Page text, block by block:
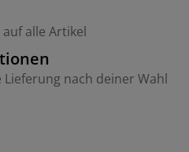
alle Artikel
nach deiner Wahl